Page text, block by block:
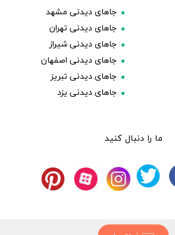
جاهای دیدنی مشهد
جاهای دیدنی تهران
جاهای دیدنی شیراز
جاهای دیدنی اصفهان
جاهای دیدنی تبریز
جاهای دیدنی یزد
ما را دنبال کنید